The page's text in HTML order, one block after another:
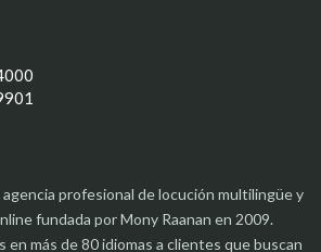
profesional de locución multilingüe y
fundada por Mony Raanan en 2009.
más de 80 idiomas a clientes que buscan